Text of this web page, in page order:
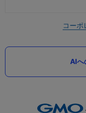
コーポ
AIへ